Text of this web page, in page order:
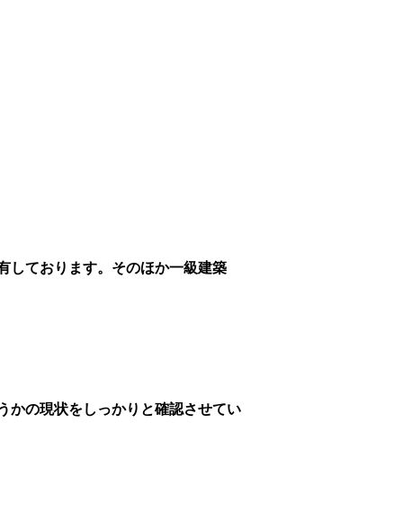
しております。そのほか一級建築
かの現状をしっかりと確認させてい